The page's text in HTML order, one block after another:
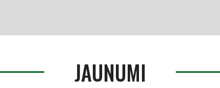
Noliktava JAUNUMI